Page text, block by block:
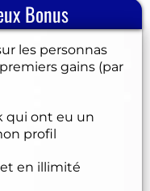
Bonus
les personnas
gains (par
qui ont eu un
profil
en illimité